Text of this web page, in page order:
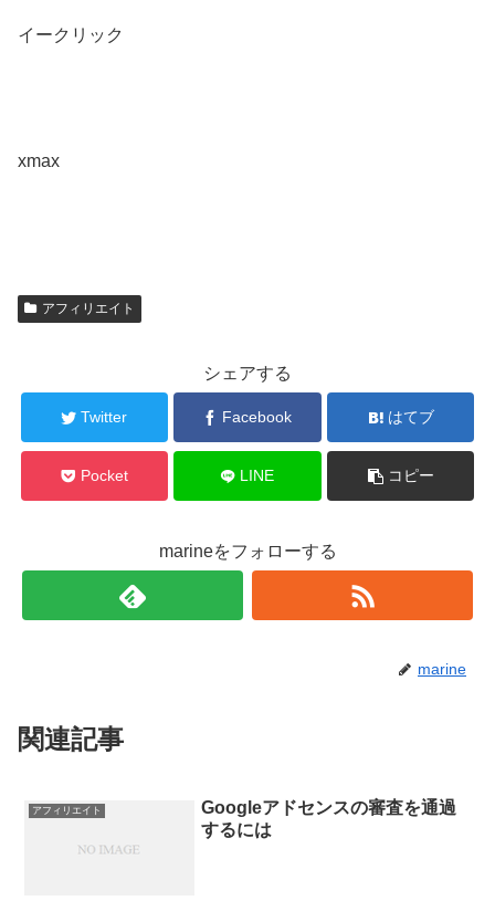
イークリック
xmax
アフィリエイト
シェアする
Twitter Facebook はてブ
Pocket LINE コピー
marineをフォローする
marine
関連記事
アフィリエイト
Googleアドセンスの審査を通過
するには